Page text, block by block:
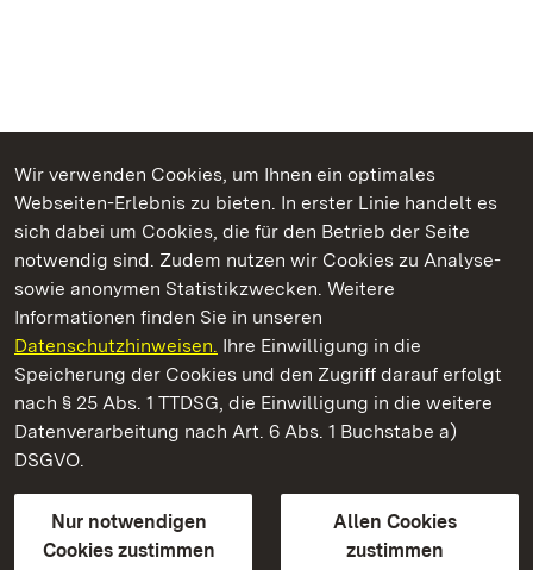
Wir verwenden Cookies, um Ihnen ein optimales
Webseiten-Erlebnis zu bieten. In erster Linie handelt es
sich dabei um Cookies, die für den Betrieb der Seite
notwendig sind. Zudem nutzen wir Cookies zu Analyse-
sowie anonymen Statistikzwecken. Weitere
Informationen finden Sie in unseren
Datenschutzhinweisen. Ihre Einwilligung in die
Speicherung der Cookies und den Zugriff darauf erfolgt
nach § 25 Abs. 1 TTDSG, die Einwilligung in die weitere
Datenverarbeitung nach Art. 6 Abs. 1 Buchstabe a)
DSGVO.
Nur notwendigen
Cookies zustimmen
Allen Cookies
zustimmen
Kommen. Staunen. Genießen.
Staatliche Schlösser und Gärten Baden‑Württemberg
Staatliche Schlösser und Gärten Baden-Württemberg
Kontakt
GebärdenspracheLeichte Sprache
Erklärung zur Barrierefreiheit
BITV-konform (geprüfte Seiten)